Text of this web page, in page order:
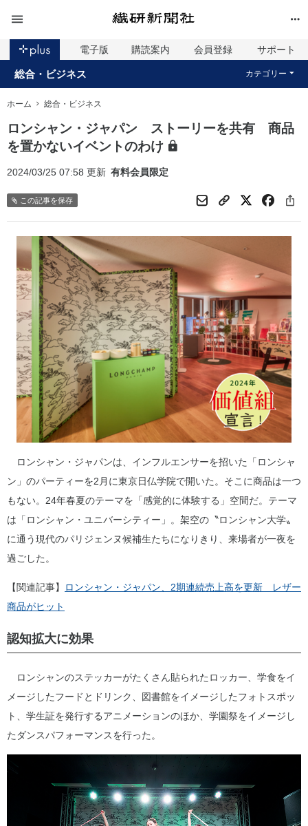
電子版 購読案内 会員登録 サポート
総合・ビジネス カテゴリー
ホーム 総合・ビジネス
ロンシャン・ジャパン ストーリーを共有 商品
を置かないイベントのわけ
2024/03/25 07:58 更新 有料会員限定
この記事を保存
ロンシャン・ジャパンは、インフルエンサーを招いた「ロンシャ
ン」のパーティーを2月に東京日仏学院で開いた。そこに商品は一つ
もない。24年春夏のテーマを「感覚的に体験する」空間だ。テーマ
は「ロンシャン・ユニバーシティー」。架空の〝ロンシャン大学〟
に通う現代のパリジェンヌ候補生たちになりきり、来場者が一夜を
過ごした。
【関連記事】
ロンシャン・ジャパン、2期連続売上高を更新 レザー
商品がヒット
認知拡大に効果
ロンシャンのステッカーがたくさん貼られたロッカー、学食をイ
メージしたフードとドリンク、図書館をイメージしたフォトスポッ
ト、学生証を発行するアニメーションのほか、学園祭をイメージし
たダンスパフォーマンスを行った。